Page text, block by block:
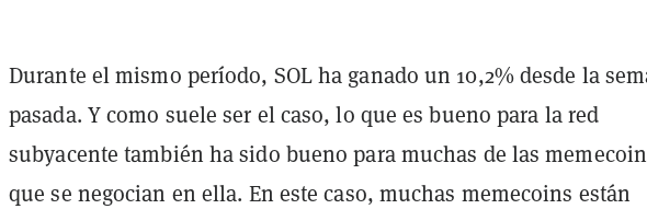
Durante el mismo período, SOL ha ganado un 10,2% desde la
pasada. Y como suele ser el caso, lo que es bueno para la red
subyacente también ha sido bueno para muchas de las
que se negocian en ella. En este caso, muchas memecoins están